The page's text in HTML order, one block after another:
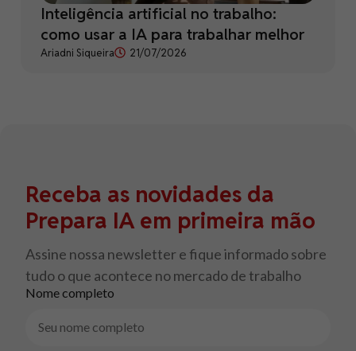
Inteligência artificial no trabalho:
como usar a IA para trabalhar melhor
Ariadni Siqueira 21/07/2026
Receba as novidades da
Prepara IA em primeira mão
Assine nossa newsletter e fique informado sobre
tudo o que acontece no mercado de trabalho
Nome completo